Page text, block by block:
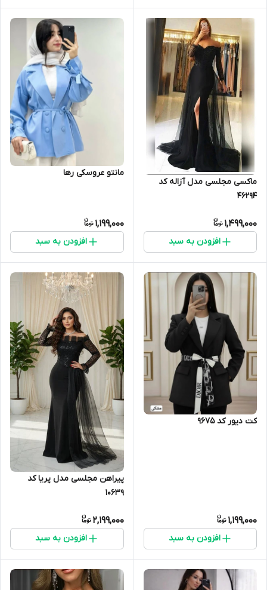
ماکسی مجلسی مدل آزاله کد
46294
1,499,000
افزودن به سبد
مانتو عروسکی رها
1,199,000
افزودن به سبد
کت دیور کد 9675
1,199,000
افزودن به سبد
پیراهن مجلسی مدل پریا کد
10639
2,199,000
افزودن به سبد